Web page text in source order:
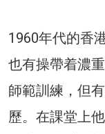
1960年代的香
也有操帶着濃
師範訓練，但
歷。在課堂上